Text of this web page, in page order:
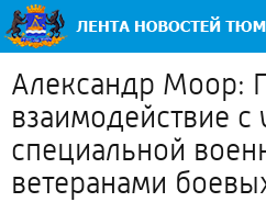
Александр Моор:
взаимодействие с
специальной
ветеранами